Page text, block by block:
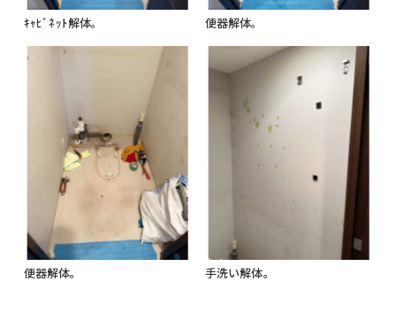
ｷｬﾋﾞﾈｯﾄ解体。 便器解体。
便器解体。 手洗い解体。